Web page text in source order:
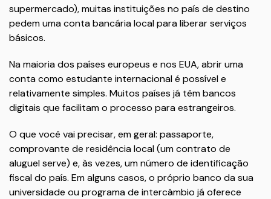
supermercado), muitas instituições no país de destino
pedem uma conta bancária local para liberar serviços
básicos.
Na maioria dos países europeus e nos EUA, abrir uma
conta como estudante internacional é possível e
relativamente simples. Muitos países já têm bancos
digitais que facilitam o processo para estrangeiros.
O que você vai precisar, em geral: passaporte,
comprovante de residência local (um contrato de
aluguel serve) e, às vezes, um número de identificação
fiscal do país. Em alguns casos, o próprio banco da sua
universidade ou programa de intercâmbio já oferece